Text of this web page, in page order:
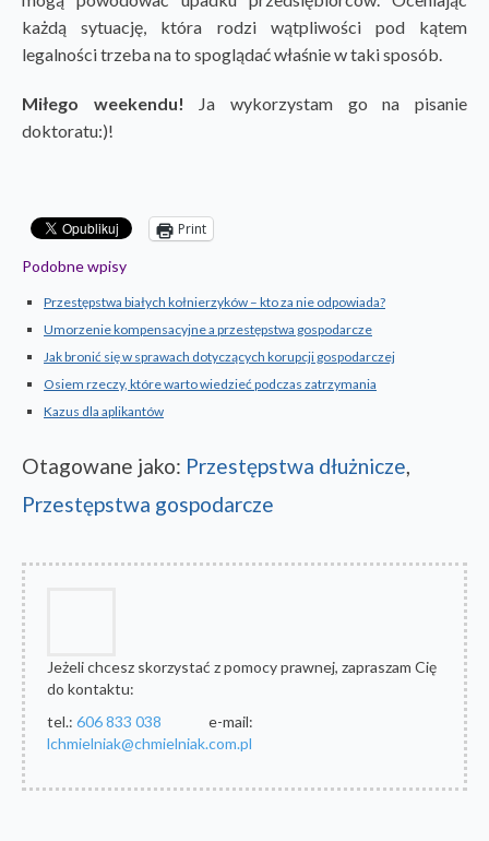
każdą sytuację, która rodzi wątpliwości pod kątem
legalności trzeba na to spoglądać właśnie w taki sposób.
Miłego weekendu! Ja wykorzystam go na pisanie
doktoratu:)!
Print
Podobne wpisy
Przestępstwa białych kołnierzyków – kto za nie odpowiada?
Umorzenie kompensacyjne a przestępstwa gospodarcze
Jak bronić się w sprawach dotyczących korupcji gospodarczej
Osiem rzeczy, które warto wiedzieć podczas zatrzymania
Kazus dla aplikantów
Otagowane jako: Przestępstwa dłużnicze,
Przestępstwa gospodarcze
Jeżeli chcesz skorzystać z pomocy prawnej, zapraszam Cię
do kontaktu:
tel.: 606 833 038
e-mail:
lchmielniak@chmielniak.com.pl